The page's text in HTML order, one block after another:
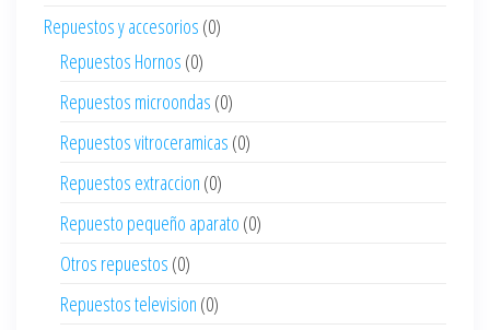
Repuestos y accesorios (0)
Repuestos Hornos (0)
Repuestos microondas (0)
Repuestos vitroceramicas (0)
Repuestos extraccion (0)
Repuesto pequeño aparato (0)
Otros repuestos (0)
Repuestos television (0)